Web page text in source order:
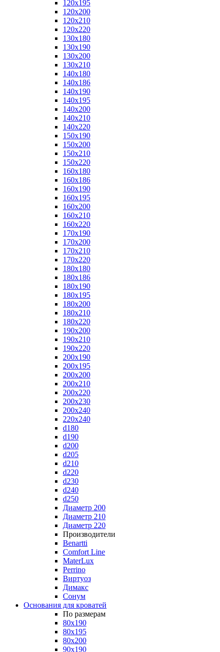
120x195
120x200
120x210
120x220
130x180
130x190
130x200
130x210
140x180
140x186
140x190
140x195
140x200
140x210
140x220
150x190
150x200
150x210
150x220
160x180
160x186
160x190
160x195
160x200
160x210
160x220
170x190
170x200
170x210
170x220
180x180
180x186
180x190
180x195
180x200
180x210
180x220
190x200
190x210
190x220
200x190
200x195
200x200
200x210
200x220
200x230
200x240
220x240
d180
d190
d200
d205
d210
d220
d230
d240
d250
Диаметр 200
Диаметр 210
Диаметр 220
Производители
Benartti
Comfort Line
MaterLux
Perrino
Виртуоз
Димакс
Сонум
Основания для кроватей
По размерам
80x190
80x195
80x200
90x190